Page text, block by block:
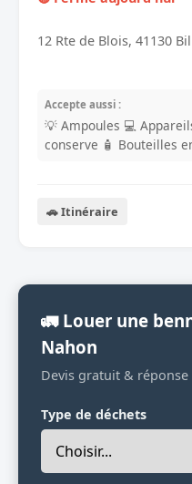
12 Rte de Blois, 41130
Accepte aussi :
💡 Ampoules 💻
conserve 🧴 Bouteilles
🚗 Itinéraire
🚛 Louer une
Nahon
Devis gratuit & réponse
Type de déchets